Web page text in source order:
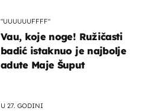
"UUUUUUFFFF"
Vau, koje noge! Ružičasti
badić istaknuo je najbolje
adute Maje Šuput
U 27. GODINI